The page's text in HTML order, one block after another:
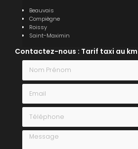
Beauvais
Compiègne
Roissy
Saint-Maximin
Contactez-nous : Tarif taxi au
Nom Prénom
Email
Téléphone
Message